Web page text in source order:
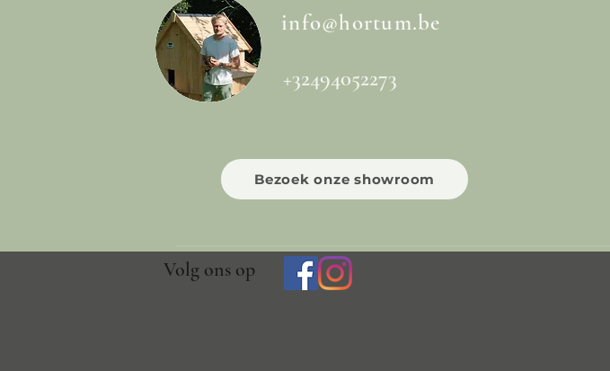
info@hortum.be
+32494052273
Bezoek onze showroom
Volg ons op